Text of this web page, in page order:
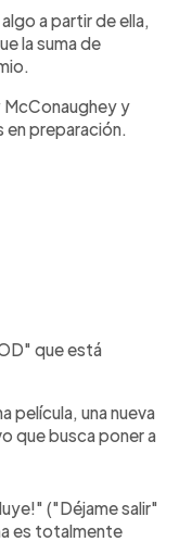
a partir de ella,
la suma de
y
preparación.
que está
película, una nueva
que busca poner a
("Déjame salir"
es totalmente